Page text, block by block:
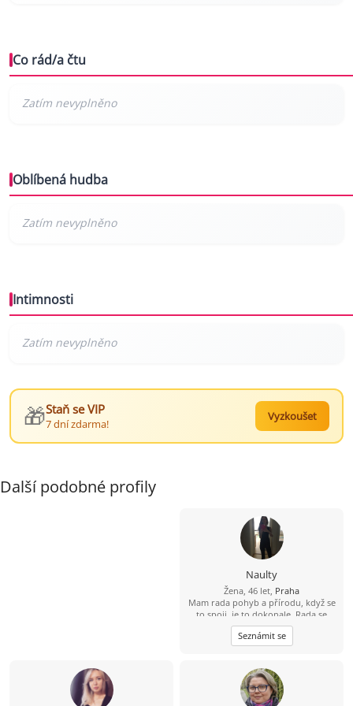
Co rád/a čtu
Oblíbená hudba
Intimnosti
🎁Staň se VIP
7 dní zdarma!
Vyzkoušet
Další podobné profily
Naulty
Žena, 46 let, Praha
Mam rada pohyb a přírodu, když se
to spoji, je to dokonale. Rada se
zabyvam různými druhy cvičení a
zdravým životním stylem, ale
samozrejme rezervy jsou ;-). Osobni
zábavná cesta. Byla bych rada,
kdybys na tom alespon castecne byl
podobne, je přínosem spolu růst :-).
Seznámit se